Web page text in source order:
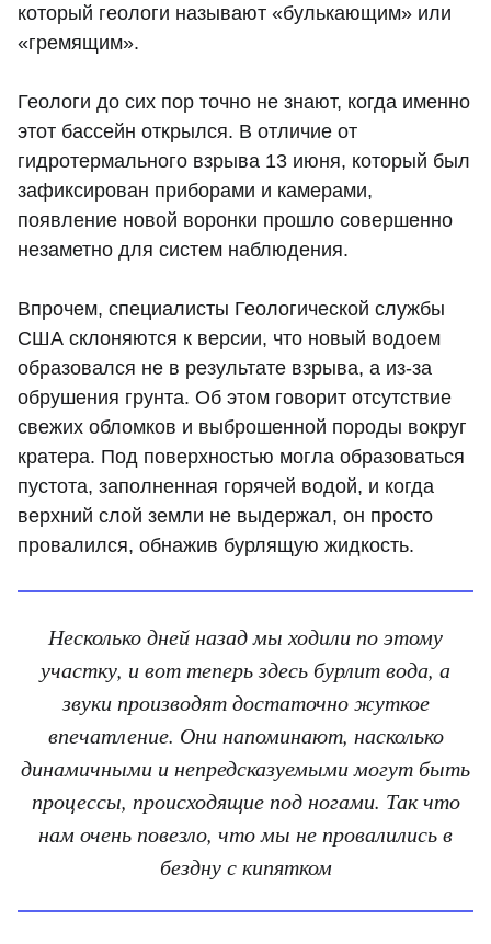
который геологи называют «булькающим» или
«гремящим».
Геологи до сих пор точно не знают, когда именно
этот бассейн открылся. В отличие от
гидротермального взрыва 13 июня, который был
зафиксирован приборами и камерами,
появление новой воронки прошло совершенно
незаметно для систем наблюдения.
Впрочем, специалисты Геологической службы
США склоняются к версии, что новый водоем
образовался не в результате взрыва, а из-за
обрушения грунта. Об этом говорит отсутствие
свежих обломков и выброшенной породы вокруг
кратера. Под поверхностью могла образоваться
пустота, заполненная горячей водой, и когда
верхний слой земли не выдержал, он просто
провалился, обнажив бурлящую жидкость.
Несколько дней назад мы ходили по этому
участку, и вот теперь здесь бурлит вода, а
звуки производят достаточно жуткое
впечатление. Они напоминают, насколько
динамичными и непредсказуемыми могут быть
процессы, происходящие под ногами. Так что
нам очень повезло, что мы не провалились в
бездну с кипятком